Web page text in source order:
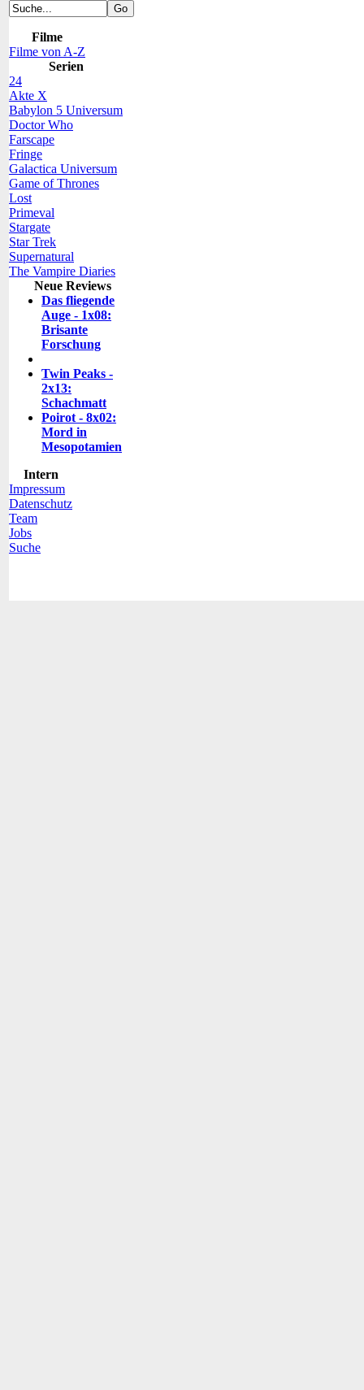
Filme
Filme von A-Z
Serien
24
Akte X
Babylon 5 Universum
Doctor Who
Farscape
Fringe
Galactica Universum
Game of Thrones
Lost
Primeval
Stargate
Star Trek
Supernatural
The Vampire Diaries
Neue Reviews
Das fliegende
Auge - 1x08:
Brisante
Forschung
Twin Peaks -
2x13:
Schachmatt
Poirot - 8x02:
Mord in
Mesopotamien
Intern
Impressum
Datenschutz
Team
Jobs
Suche